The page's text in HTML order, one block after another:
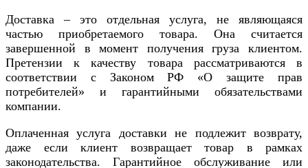
Доставка – это отдельная услуга, не являющаяся
частью приобретаемого товара. Она считается
завершенной в момент получения груза клиентом.
Претензии к качеству товара рассматриваются в
соответствии с Законом РФ «О защите прав
потребителей» и гарантийными обязательствами
компании.
Оплаченная услуга доставки не подлежит возврату,
даже если клиент возвращает товар в рамках
законодательства. Гарантийное обслуживание или